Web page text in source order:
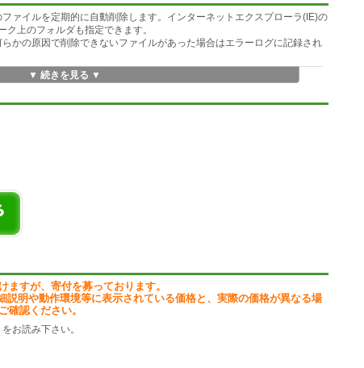
ァイルを定期的に自動削除します。インターネットエクスプローラ(IE)の
上のフォルダも指定できます。
かの原因で削除できないファイルがあった場合はエラーログに記録され
になりました。また、複数実行ファイルを統合し、内部アルゴリズムの
▼ 続きを見る ▼
ますが、寄付を募っております。
明や動作環境等に表示されている価格と、実際の価格が異なる場
確認ください。
をお読み下さい。